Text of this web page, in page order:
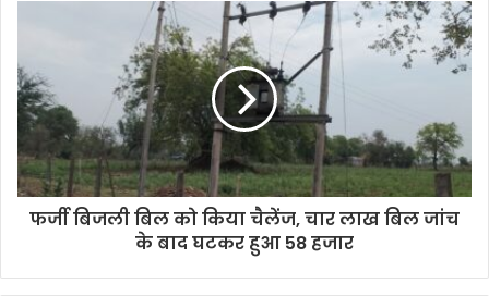
फर्जी बिजली बिल को किया चैलेंज, चार लाख बिल जांच
के बाद घटकर हुआ 58 हजार